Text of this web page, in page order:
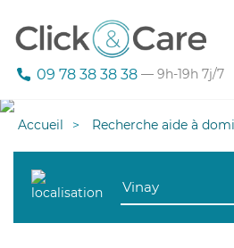
09 78 38 38 38 — 9h-19h 7j/7
Accueil Recherche aide à